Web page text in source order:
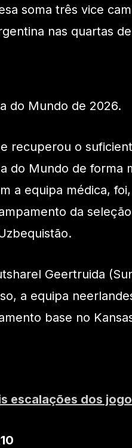
soma três vice
nas quartas
do Mundo de 2026.
recuperou o
do Mundo de forma
a equipa médica,
da
Geertruida
a equipa
base no
escalações dos